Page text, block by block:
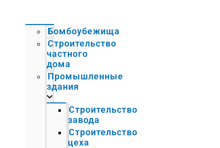
Бомбоубежища
Строительство
частного
дома
Промышленные
здания
Строительство
завода
Строительство
цеха